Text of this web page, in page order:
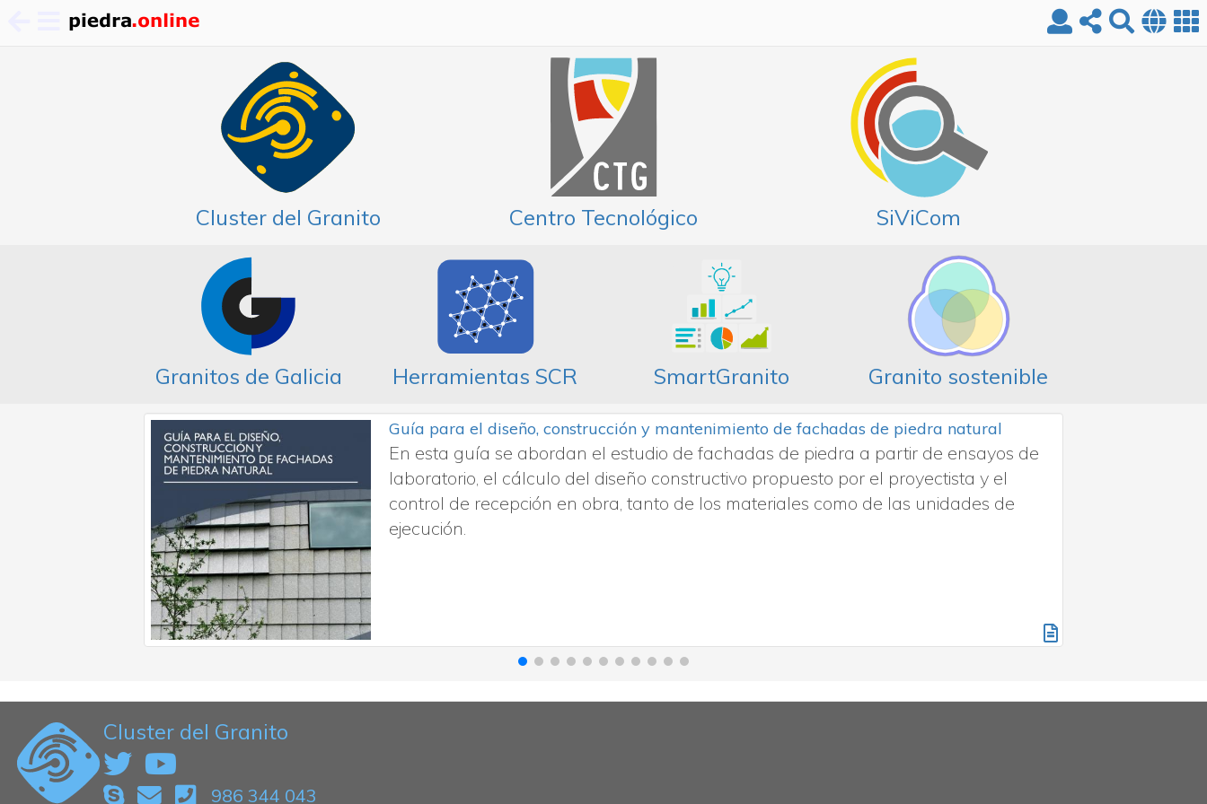
Cluster del Granito Centro Tecnológico SiViCom
Granitos de Galicia Herramientas SCR SmartGranito Granito sostenible
Guía para el diseño, construcción y mantenimiento de fachadas de piedra natural
En esta guía se abordan el estudio de fachadas de piedra a partir de ensayos de
laboratorio, el cálculo del diseño constructivo propuesto por el proyectista y el
control de recepción en obra, tanto de los materiales como de las unidades de
ejecución.
Cluster del Granito
986 344 043